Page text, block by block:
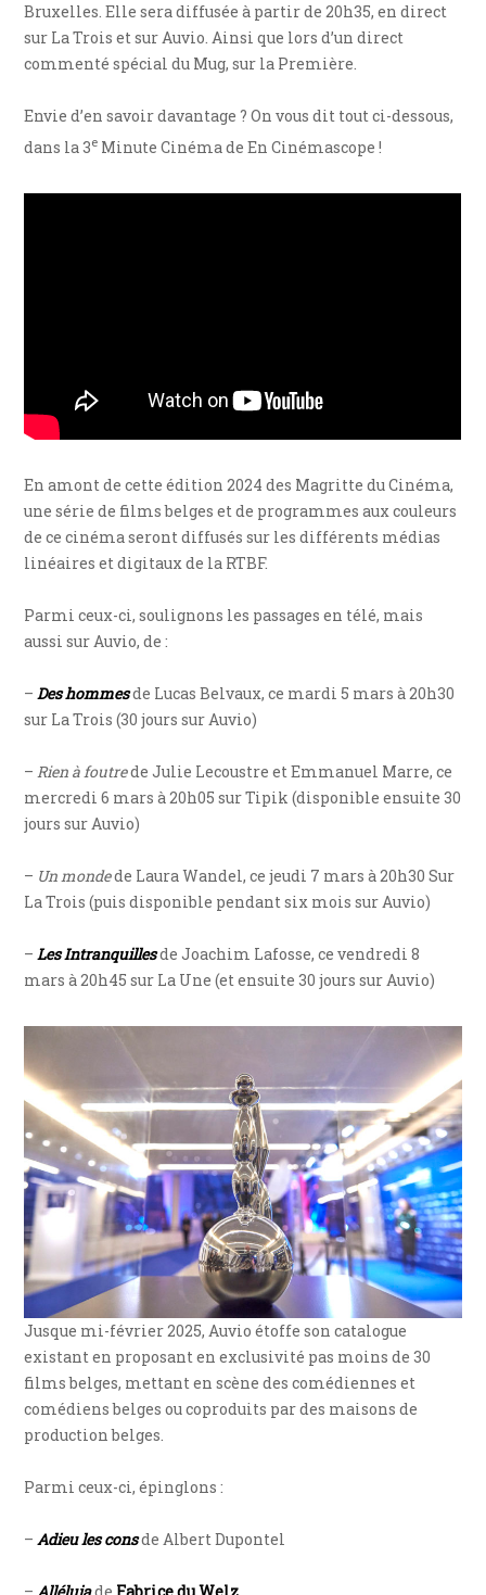
Bruxelles. Elle sera diffusée à partir de 20h35, en direct
sur La Trois et sur Auvio. Ainsi que lors d’un direct
commenté spécial du Mug, sur la Première.
Envie d’en savoir davantage ? On vous dit tout ci-dessous,
dans la 3e Minute Cinéma de En Cinémascope !
En amont de cette édition 2024 des Magritte du Cinéma,
une série de films belges et de programmes aux couleurs
de ce cinéma seront diffusés sur les différents médias
linéaires et digitaux de la RTBF.
Parmi ceux-ci, soulignons les passages en télé, mais
aussi sur Auvio, de :
–Des hommesde Lucas Belvaux, ce mardi 5 mars à 20h30
sur La Trois (30 jours sur Auvio)
– Rien à foutrede Julie Lecoustre et Emmanuel Marre, ce
mercredi 6 mars à 20h05 sur Tipik (disponible ensuite 30
jours sur Auvio)
– Un mondede Laura Wandel, ce jeudi 7 mars à 20h30 Sur
La Trois (puis disponible pendant six mois sur Auvio)
–Les Intranquillesde Joachim Lafosse, ce vendredi 8
mars à 20h45 sur La Une (et ensuite 30 jours sur Auvio)
Jusque mi-février 2025, Auvio étoffe son catalogue
existant en proposant en exclusivité pas moins de 30
films belges, mettant en scène des comédiennes et
comédiens belges ou coproduits par des maisons de
production belges.
Parmi ceux-ci, épinglons :
–Adieu les consde Albert Dupontel